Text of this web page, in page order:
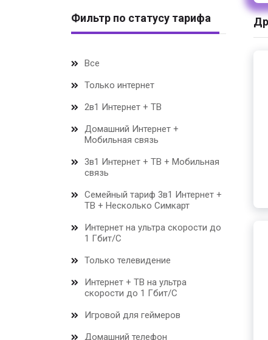
Фильтр по статусу тарифа
Все
Только интернет
2в1 Интернет + ТВ
Домашний Интернет +
Мобильная связь
3в1 Интернет + ТВ + Мобильная
связь
Семейный тариф 3в1 Интернет +
ТВ + Несколько Симкарт
Интернет на ультра скорости до
1 Гбит/С
Только телевидение
Интернет + ТВ на ультра
скорости до 1 Гбит/С
Игровой для геймеров
Домашний телефон